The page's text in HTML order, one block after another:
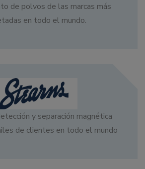
de polvos de las marcas más
en todo el mundo.
y separación magnética
de clientes en todo el mundo